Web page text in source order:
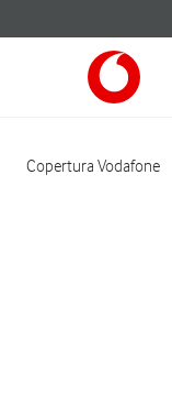
Copertura Vodafone